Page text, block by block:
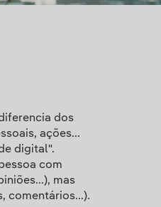
dos
ações...
digital".
com
mas
comentários...).